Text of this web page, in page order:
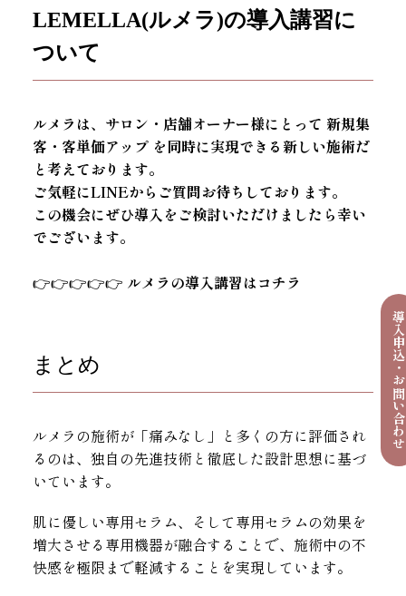
導入申込・
LEMELLA(ルメラ)の導入講習に
ついて
ルメラは、サロン・店舗オーナー様にとって 新規集
客・客単価アップ を同時に実現できる新しい施術だ
と考えております。
ご気軽にLINEからご質問お待ちしております。
この機会にぜひ導入をご検討いただけましたら幸い
でございます。
👉👉👉👉👉 ルメラの導入講習はコチラ
まとめ
ルメラの施術が「痛みなし」と多くの方に評価され
るのは、独自の先進技術と徹底した設計思想に基づ
いています。
肌に優しい専用セラム、そして専用セラムの効果を
増大させる専用機器が融合することで、施術中の不
快感を極限まで軽減することを実現しています。